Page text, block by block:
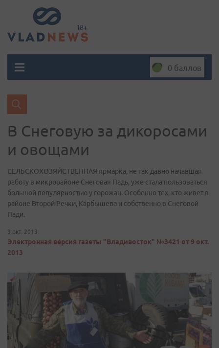
0 баллов
В Снеговую за дикоросами
и овощами
СЕЛЬСКОХОЗЯЙСТВЕННАЯ ярмарка, не так давно начавшая
работу в микрорайоне Снеговая Падь, уже стала пользоваться
большой популярностью у горожан. Особенно тех, кто живет в
районе Второй Речки, Карбышева и собственно в Снеговой
Пади.
9 окт. 2013
Электронная версия газеты "Владивосток" №3421 от 9 окт.
2013